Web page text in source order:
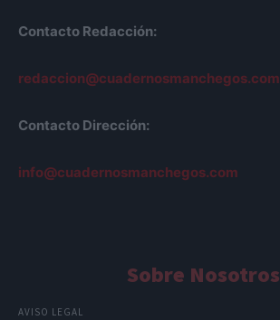
Contacto Redacción:
redaccion@cuadernosmanchegos.com
Contacto Dirección:
info@cuadernosmanchegos.com
Sobre Nosotros
AVISO LEGAL